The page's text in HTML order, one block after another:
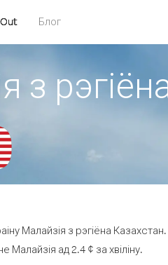
Блог
з
Малайзія з рэгіёна Казахстан.
ад 2.4 ¢ за хвіліну.